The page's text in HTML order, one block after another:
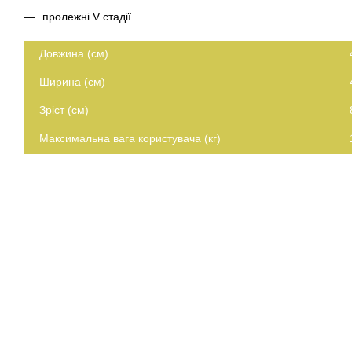
пролежні V стадії.
Довжина (см)
Ширина (см)
Зріст (см)
Максимальна вага користувача (кг)